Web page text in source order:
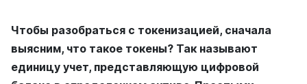
Чтобы разобраться с токенизацией, сначала
выясним, что такое токены? Так называют
единицу учет, представляющую цифровой